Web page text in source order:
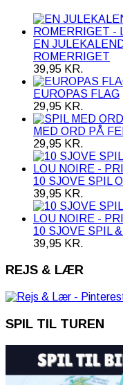
EN
ROMERRIGET
39,95 KR.
EUROPAS FLAG
29,95 KR.
MED ORD PÅ
29,95 KR.
10 SJOVE SPIL
39,95 KR.
10 SJOVE SPIL
39,95 KR.
REJS & LÆR
SPIL TIL TUREN